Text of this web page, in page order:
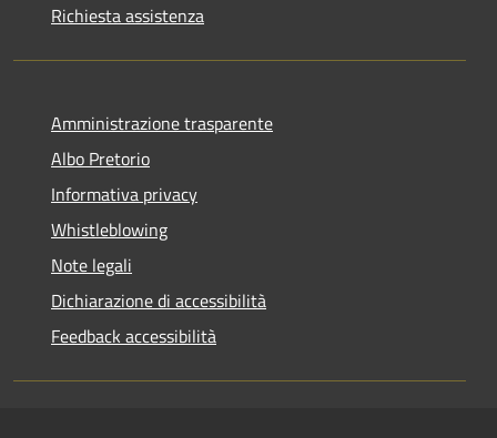
Richiesta assistenza
Amministrazione trasparente
Albo Pretorio
Informativa privacy
Whistleblowing
Note legali
Dichiarazione di accessibilità
Feedback accessibilità